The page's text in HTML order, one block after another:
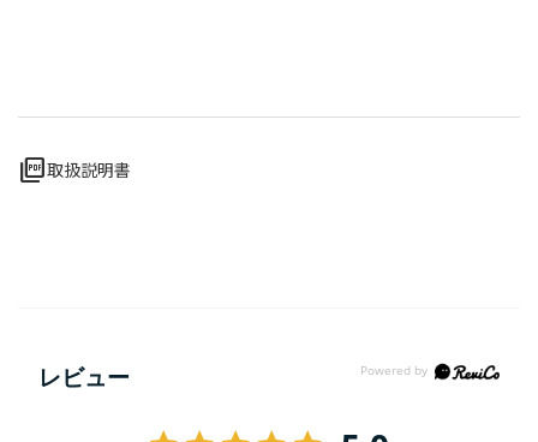
picture_as_pdf取扱説明書
レビュー